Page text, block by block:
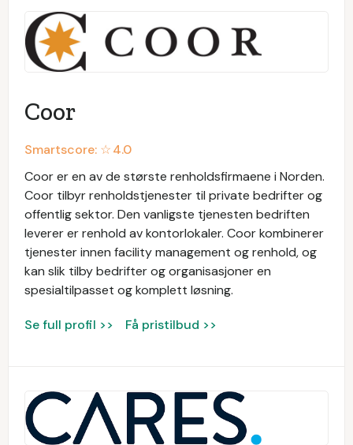
Coor
Smartscore: ☆4.0
Coor er en av de største renholdsfirmaene i Norden.
Coor tilbyr renholdstjenester til private bedrifter og
offentlig sektor. Den vanligste tjenesten bedriften
leverer er renhold av kontorlokaler. Coor kombinerer
tjenester innen facility management og renhold, og
kan slik tilby bedrifter og organisasjoner en
spesialtilpasset og komplett løsning.
Se full profil >> Få pristilbud >>